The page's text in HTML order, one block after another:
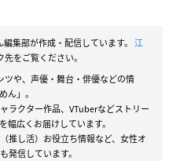
編集部が作成・配信しています。 江
をご覧ください。
や、声優・舞台・俳優などの情
ん」。
ラクター作品、VTuberなどストリー
幅広くお届けしています。
推し活）お役立ち情報など、女性オ
発信しています。